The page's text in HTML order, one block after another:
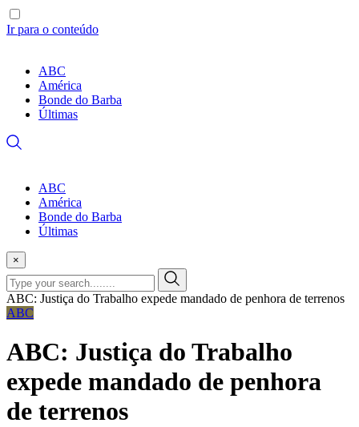
Ir para o conteúdo
ABC
América
Bonde do Barba
Últimas
ABC
América
Bonde do Barba
Últimas
×
ABC: Justiça do Trabalho expede mandado de penhora de terrenos
ABC
ABC: Justiça do Trabalho
expede mandado de penhora
de terrenos